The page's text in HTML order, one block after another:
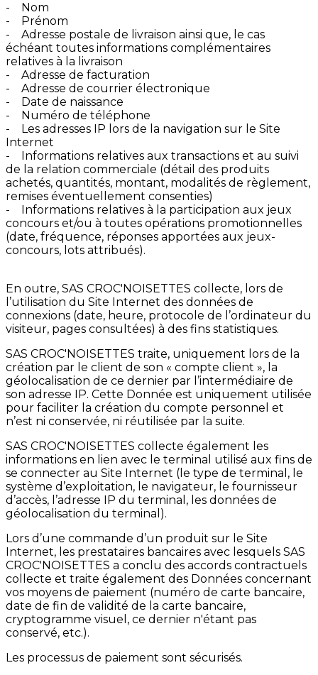
- Nom
- Prénom
- Adresse postale de livraison ainsi que, le cas
échéant toutes informations complémentaires
relatives à la livraison
- Adresse de facturation
- Adresse de courrier électronique
- Date de naissance
- Numéro de téléphone
- Les adresses IP lors de la navigation sur le Site
Internet
- Informations relatives aux transactions et au suivi
de la relation commerciale (détail des produits
achetés, quantités, montant, modalités de règlement,
remises éventuellement consenties)
- Informations relatives à la participation aux jeux
concours et/ou à toutes opérations promotionnelles
(date, fréquence, réponses apportées aux jeux-
concours, lots attribués).
En outre, SAS CROC'NOISETTES collecte, lors de
l’utilisation du Site Internet des données de
connexions (date, heure, protocole de l’ordinateur du
visiteur, pages consultées) à des fins statistiques.
SAS CROC'NOISETTES traite, uniquement lors de la
création par le client de son « compte client », la
géolocalisation de ce dernier par l’intermédiaire de
son adresse IP. Cette Donnée est uniquement utilisée
pour faciliter la création du compte personnel et
n’est ni conservée, ni réutilisée par la suite.
SAS CROC'NOISETTES collecte également les
informations en lien avec le terminal utilisé aux fins de
se connecter au Site Internet (le type de terminal, le
système d’exploitation, le navigateur, le fournisseur
d’accès, l’adresse IP du terminal, les données de
géolocalisation du terminal).
Lors d’une commande d’un produit sur le Site
Internet, les prestataires bancaires avec lesquels SAS
CROC'NOISETTES a conclu des accords contractuels
collecte et traite également des Données concernant
vos moyens de paiement (numéro de carte bancaire,
date de fin de validité de la carte bancaire,
cryptogramme visuel, ce dernier n'étant pas
conservé, etc.).
Les processus de paiement sont sécurisés.